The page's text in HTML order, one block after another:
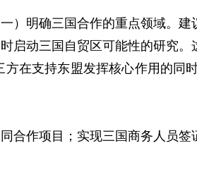
明确三国合作的重点领域。建
启动三国自贸区可能性的研究
在支持东盟发挥核心作用的同
作项目；实现三国商务人员签